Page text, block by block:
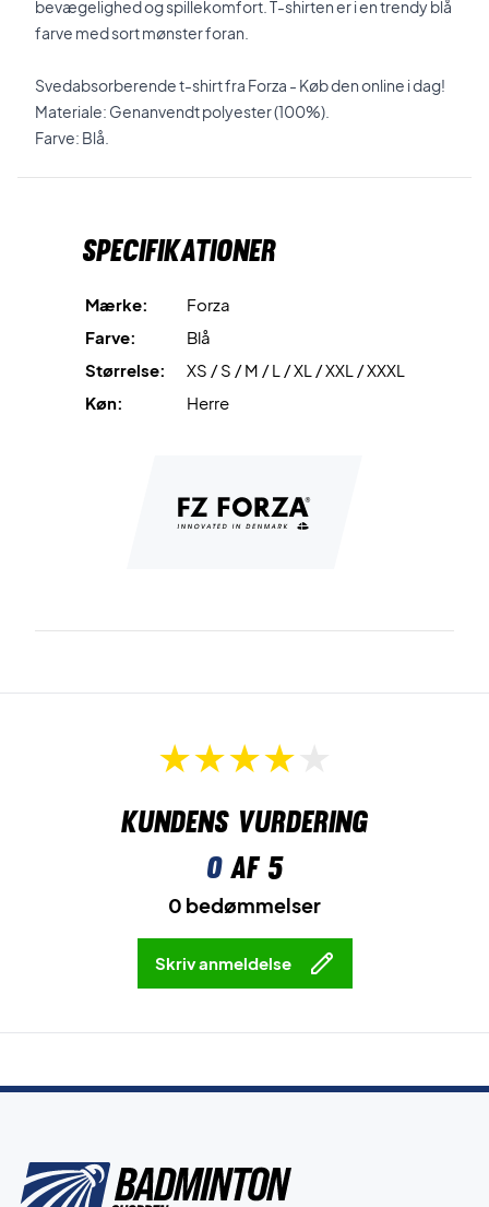
bevægelighed og spillekomfort. T-shirten er i en trendy blå
farve med sort mønster foran.
Svedabsorberende t-shirt fra Forza - Køb den online i dag!
Materiale: Genanvendt polyester (100%).
Farve: Blå.
Specifikationer
Mærke:
Forza
Farve:
Blå
Størrelse:
XS / S / M / L / XL / XXL / XXXL
Køn:
Herre
Kundens vurdering
0af 5
0 bedømmelser
Skriv anmeldelse